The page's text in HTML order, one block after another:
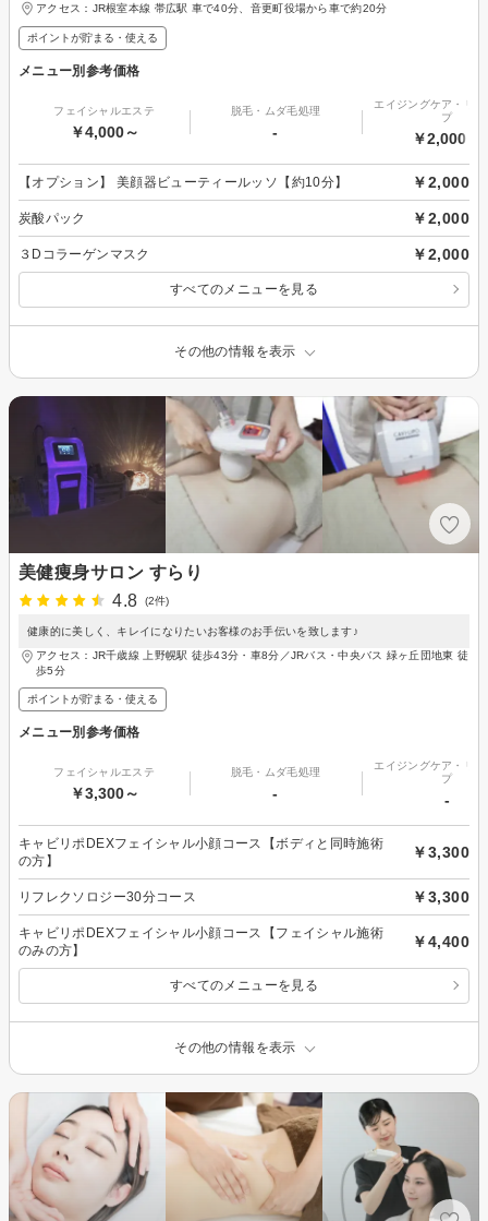
アクセス：JR根室本線 帯広駅 車で40分、音更町役場から車で約20分
ポイントが貯まる・使える
メニュー別参考価格
フェイシャルエステ
￥4,000～
脱毛・ムダ毛処理
-
エイジングケア・リ
プ
￥2,000～
【オプション】 美顔器ビューティールッソ【約10分】 ￥2,000
炭酸パック ￥2,000
３Dコラーゲンマスク ￥2,000
すべてのメニューを見る
その他の情報を表示
美健痩身サロン すらり
4.8
(2件)
健康的に美しく、キレイになりたいお客様のお手伝いを致します♪
アクセス：JR千歳線 上野幌駅 徒歩43分・車8分／JRバス・中央バス 緑ヶ丘団地東 徒
歩5分
ポイントが貯まる・使える
メニュー別参考価格
フェイシャルエステ
￥3,300～
脱毛・ムダ毛処理
-
エイジングケア・リ
プ
-
キャビリポDEXフェイシャル小顔コース【ボディと同時施術
の方】
￥3,300
リフレクソロジー30分コース ￥3,300
キャビリポDEXフェイシャル小顔コース【フェイシャル施術
のみの方】
￥4,400
すべてのメニューを見る
その他の情報を表示